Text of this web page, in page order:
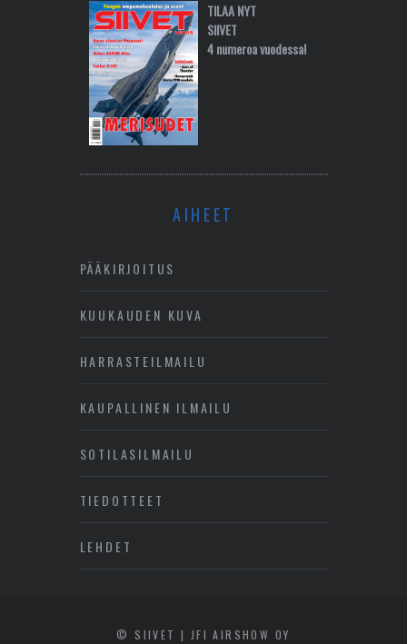
TILAA NYT
SIIVET
4 numeroa vuodessa!
AIHEET
PÄÄKIRJOITUS
KUUKAUDEN KUVA
HARRASTEILMAILU
KAUPALLINEN ILMAILU
SOTILASILMAILU
TIEDOTTEET
LEHDET
© SIIVET | JFI AIRSHOW OY